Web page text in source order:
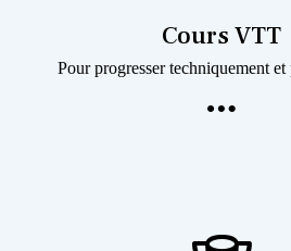
Cours VTT
Pour progresser techniquement